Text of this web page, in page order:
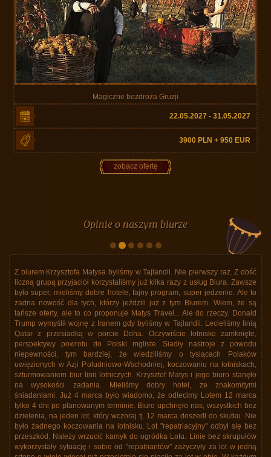
Magiczne bezdroża Gruzji
22.05.2027 - 31.05.2027
3900 PLN + 950 EUR
zobacz ofertę
Opinie o naszym biurze
Matysa byliśmy w Tajlandii. Nie pierwszy raz. Z dość
korzystaliśmy już kilka razy z usług Biura. Zawsze
dobre hotele, fajny program, super jedzenie. Ale to
którzy jeździli już z tym Biurem. Wiem, że są
co proponuje Matys Travel... Ale do rzeczy. Donald
z Iranem gdy byliśmy w Tajlandii. Lecieliśmy linią
w porcie Doha. Oczywiście lotnisko zamknięte,
do Polski mgliste. Siadły nastroje z powodu
bardziej, że wiedziliśmy o tysiącach Polaków
Wschodniej, koczowaniu na lotniskach,
linii lotniczych. Krzysztof Matys i jego biuro stanęło
Mieliśmy dobry hotel, ze znakomitymi
było wiadomo, że odlecimy Lotem 12 marca
terminie. Biuro upchnęło nas, wszystkich bez
który wczoraj tj. 12 marca doszedł do skutku. Nie
na lotnisku. Lot "repatriacyjny" odbył się bez
kamyk do ogródka Lotu. Linie bez skrupułów
i sobie od "repatriantów" zażyczyły za lot w jedną
Wyprawą do Japonii z
Karpińskiego
doskonała. Wszystkie
transport, wyżywienie
dobre, transport
uprzejmym, miłym,
poszczególnymi
uczestnikami.
komunikacji
kolejkami miejskimi,
Doświadczenie to, pod
na skosztowanie
nie wspomnieć o
bo te były cudowne.
innym charakterze w
zupełnie inny rodzaj
zajmowało
kultura Japonii, jak